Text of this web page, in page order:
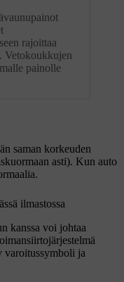
rajoittaa
Vetokoukkujen
painolle
saman korkeuden
asti). Kun auto
ilmastossa
kanssa voi johtaa
varoitussymboli ja